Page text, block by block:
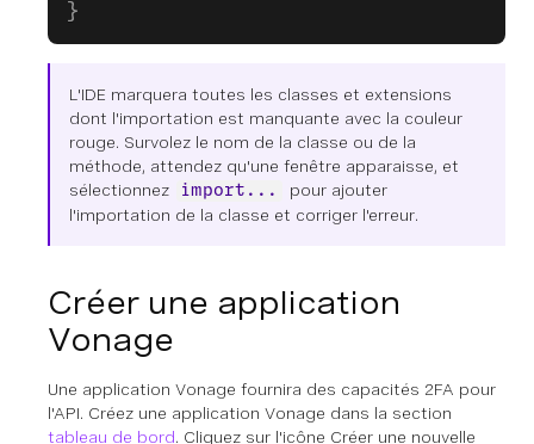
}
L'IDE marquera toutes les classes et extensions
dont l'importation est manquante avec la couleur
rouge. Survolez le nom de la classe ou de la
méthode, attendez qu'une fenêtre apparaisse, et
sélectionnez
import...
pour ajouter
l'importation de la classe et corriger l'erreur.
Créer une application
Vonage
Une application Vonage fournira des capacités 2FA pour
l'API. Créez une application Vonage dans la section
tableau de bord. Cliquez sur l'icône Créer une nouvelle